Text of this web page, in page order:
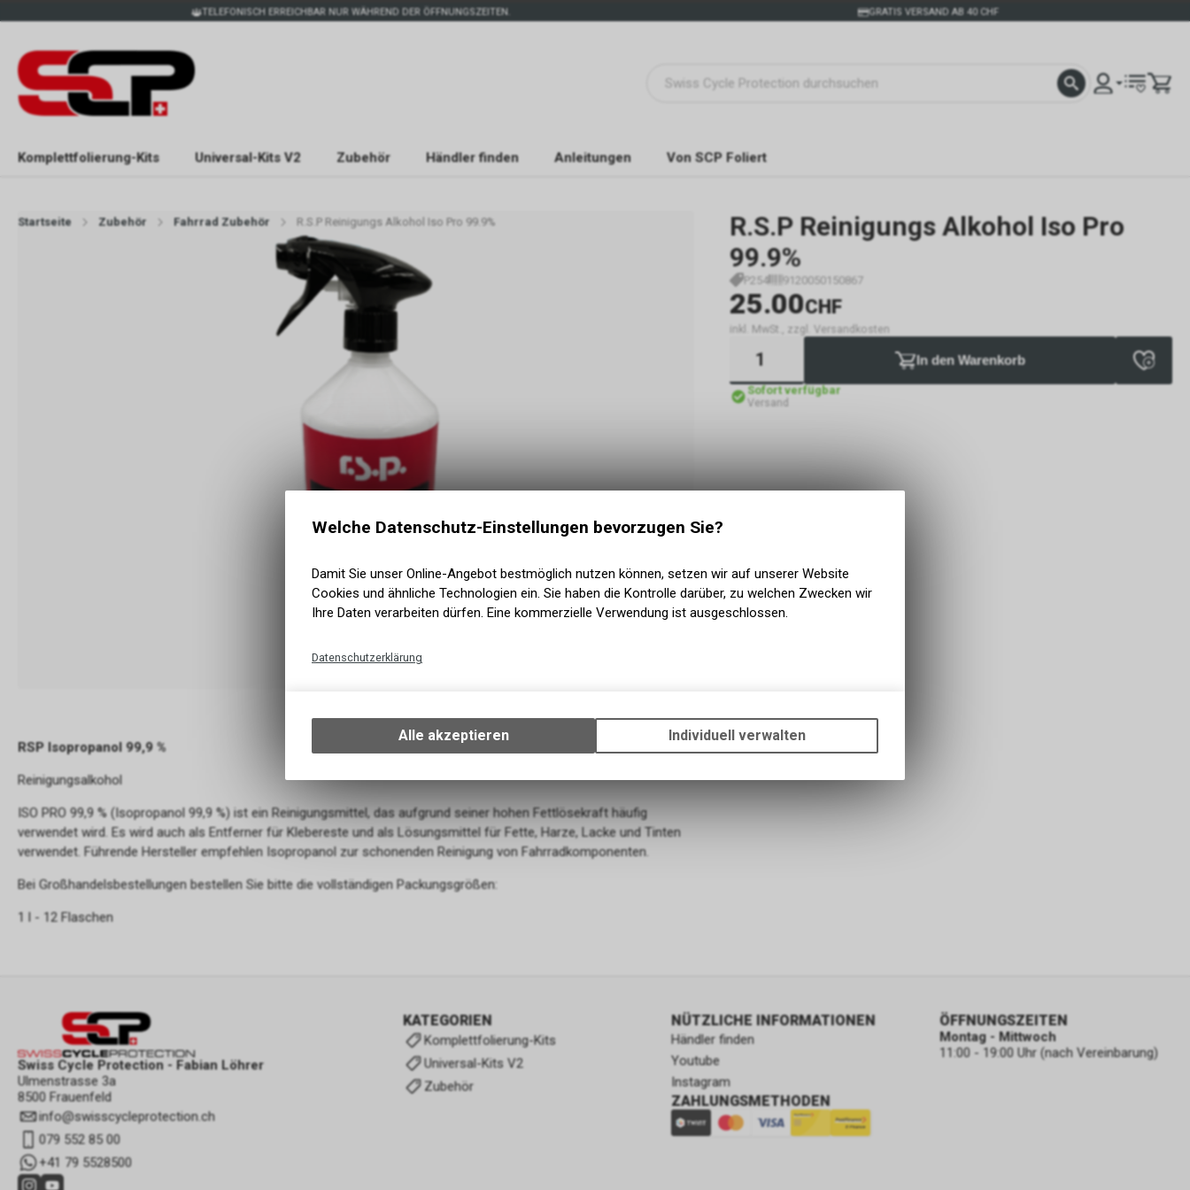
TELEFONISCH ERREICHBAR NUR WÄHREND DER ÖFFNUNGSZEITEN. GRATIS VERSAND AB 40 CHF
Komplettfolierung-Kits Universal-Kits V2 Zubehör Händler finden Anleitungen Von SCP Foliert
Startseite Zubehör Fahrrad Zubehör R.S.P Reinigungs Alkohol Iso Pro 99.9%
R.S.P Reinigungs Alkohol Iso Pro
99.9%
P254 9120050150867
25.00CHF
inkl. MwSt., zzgl. Versandkosten
In den Warenkorb
Sofort verfügbar
Versand
RSP Isopropanol 99,9 %
Reinigungsalkohol
ISO PRO 99,9 % (Isopropanol 99,9 %) ist ein Reinigungsmittel, das aufgrund seiner hohen Fettlösekraft häufig
verwendet wird. Es wird auch als Entferner für Klebereste und als Lösungsmittel für Fette, Harze, Lacke und Tinten
verwendet. Führende Hersteller empfehlen Isopropanol zur schonenden Reinigung von Fahrradkomponenten.
Bei Großhandelsbestellungen bestellen Sie bitte die vollständigen Packungsgrößen:
1 l - 12 Flaschen
Swiss Cycle Protection - Fabian Löhrer
Ulmenstrasse 3a
8500 Frauenfeld
info@swisscycleprotection.ch
079 552 85 00
+41 79 5528500
KATEGORIEN
Komplettfolierung-Kits
Universal-Kits V2
Zubehör
NÜTZLICHE INFORMATIONEN
Händler finden
Youtube
Instagram
ZAHLUNGSMETHODEN
ÖFFNUNGSZEITEN
Montag - Mittwoch
11:00 - 19:00 Uhr (nach Vereinbarung)
Welche Datenschutz-Einstellungen bevorzugen Sie?
Damit Sie unser Online-Angebot bestmöglich nutzen können, setzen wir auf unserer Website
Cookies und ähnliche Technologien ein. Sie haben die Kontrolle darüber, zu welchen Zwecken wir
Ihre Daten verarbeiten dürfen. Eine kommerzielle Verwendung ist ausgeschlossen.
Datenschutzerklärung
Ihrem Gerät, um die grundlegenden Funktionen unseres Online-Angebots, wie die
Verwendung des Warenkorbs, zu ermöglichen. Bitte beachten Sie, dass die
zulassen.
Alle akzeptieren Individuell verwalten